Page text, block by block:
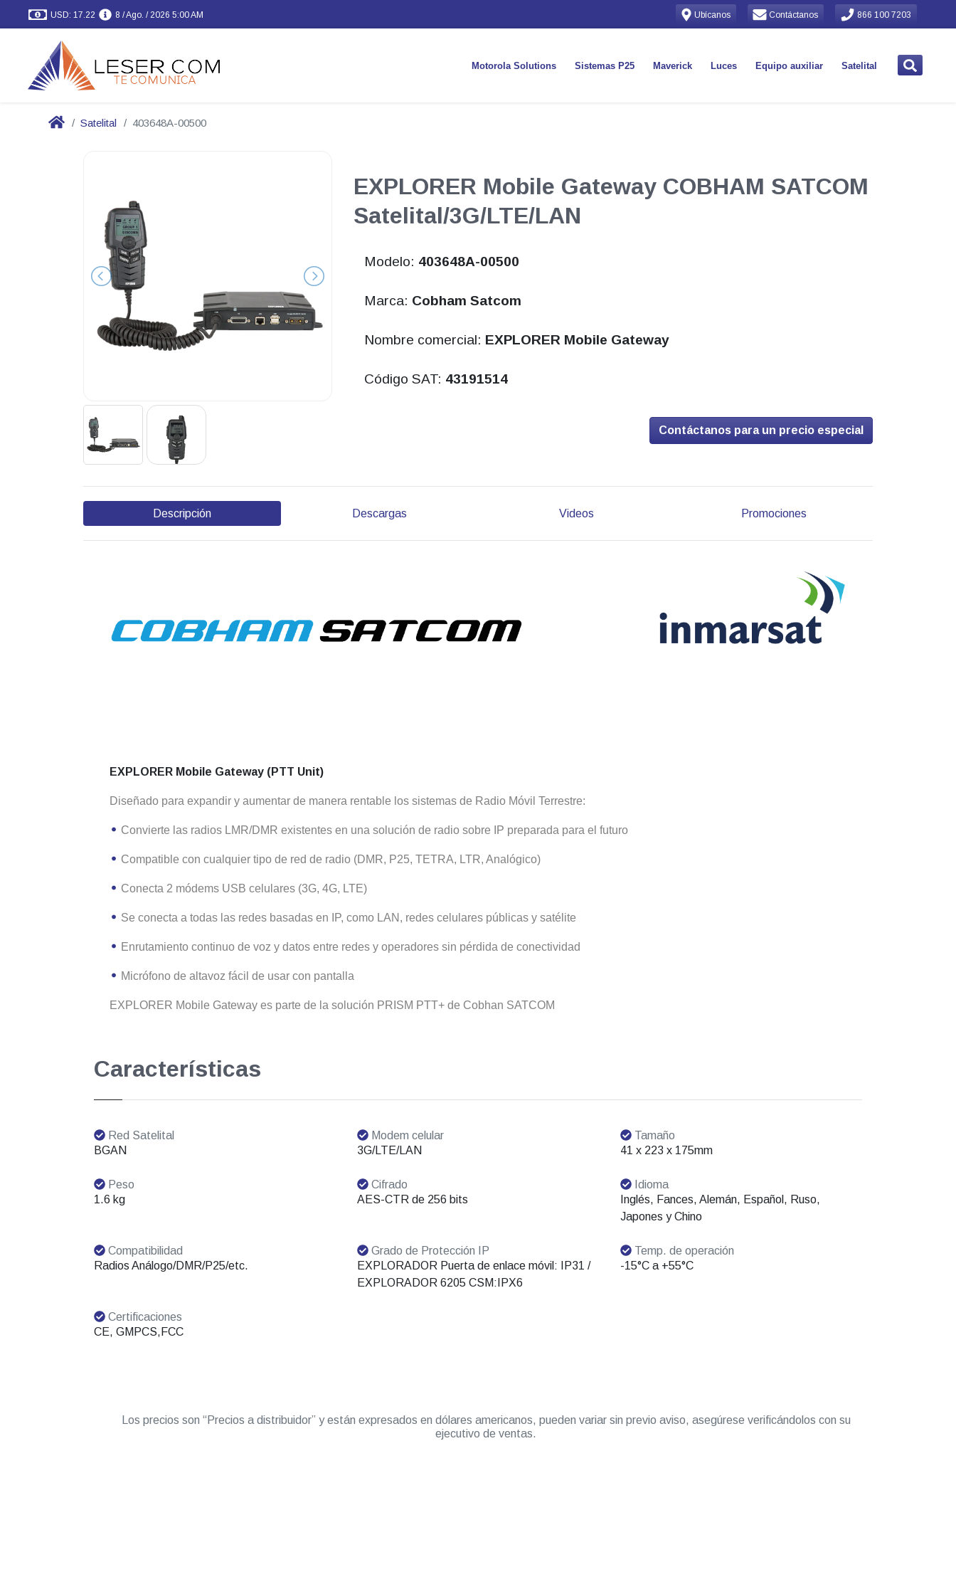
USD: 17.22 8 / Ago. / 2026 5:00 AM Ubícanos Contáctanos 866 100 7203
Motorola Solutions Sistemas P25 Maverick Luces Equipo auxiliar Satelital
Satelital 403648A-00500
EXPLORER Mobile Gateway COBHAM SATCOM
Satelital/3G/LTE/LAN
Modelo: 403648A-00500
Marca: Cobham Satcom
Nombre comercial: EXPLORER Mobile Gateway
Código SAT: 43191514
Contáctanos para un precio especial
Descripción Descargas Videos Promociones
EXPLORER Mobile Gateway (PTT Unit)
Diseñado para expandir y aumentar de manera rentable los sistemas de Radio Móvil Terrestre:
Convierte las radios LMR/DMR existentes en una solución de radio sobre IP preparada para el futuro
Compatible con cualquier tipo de red de radio (DMR, P25, TETRA, LTR, Analógico)
Conecta 2 módems USB celulares (3G, 4G, LTE)
Se conecta a todas las redes basadas en IP, como LAN, redes celulares públicas y satélite
Enrutamiento continuo de voz y datos entre redes y operadores sin pérdida de conectividad
Micrófono de altavoz fácil de usar con pantalla
EXPLORER Mobile Gateway es parte de la solución PRISM PTT+ de Cobhan SATCOM
Características
Red Satelital
BGAN
Modem celular
3G/LTE/LAN
Tamaño
41 x 223 x 175mm
Peso
1.6 kg
Cifrado
AES-CTR de 256 bits
Idioma
Inglés, Fances, Alemán, Español, Ruso,
Japones y Chino
Compatibilidad
Radios Análogo/DMR/P25/etc.
Grado de Protección IP
EXPLORADOR Puerta de enlace móvil: IP31 /
EXPLORADOR 6205 CSM:IPX6
Temp. de operación
-15°C a +55°C
Certificaciones
CE, GMPCS,FCC
Los precios son “Precios a distribuidor” y están expresados en dólares americanos, pueden variar sin previo aviso, asegúrese verificándolos con su
ejecutivo de ventas.